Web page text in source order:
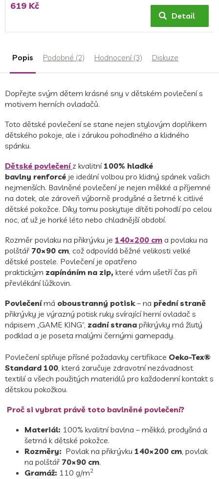
produktu
5,0
5
hvězdiček.
619 Kč
Detail
Popis Podobné (2) Hodnocení (3) Diskuze
Dopřejte svým dětem krásné sny v dětském povlečení s
motivem herních ovladačů.
Toto dětské povlečení se stane nejen stylovým doplňkem
dětského pokoje, ale i zárukou pohodlného a klidného
spánku.
Dětské povlečení z kvalitní100% hladké
bavlny renforcé je ideální volbou pro klidný spánek vašich
nejmenších. Bavlněné povlečení je nejen měkké a příjemné
na dotek, ale zároveň výborně prodyšné a šetrné k citlivé
dětské pokožce. Díky tomu poskytuje dítěti pohodlí po celou
noc, ať už je horké léto nebo chladnější období.
Rozměr povlaku na přikrývku je 140×200 cm a povlaku na
polštář 70×90 cm , což odpovídá běžné velikosti velké
dětské postele. Povlečení je opatřeno
praktickým zapínáním na zip, které vám ušetří čas při
převlékání lůžkovin.
Povlečenímá oboustranný potisk– na přední straně
přikrývky je výrazný potisk ruky svírající herní ovladač s
nápisem „GAME KING“, zadní strana přikrývky má žlutý
podklad a je poseta malými černými gamepady.
Povlečení splňuje přísné požadavky certifikace Oeko-Tex®
Standard 100 , která zaručuje zdravotní nezávadnost
textilií a všech použitých materiálů pro každodenní kontakt s
dětskou pokožkou.
Proč si vybrat právě toto bavlněné povlečení?
Materiál: 100% kvalitní bavlna – měkká, prodyšná a
šetrná k dětské pokožce.
Rozměry: Povlak na přikrývku 140×200 cm , povlak
na polštář 70×90 cm.
Gramáž: 110 g/m2